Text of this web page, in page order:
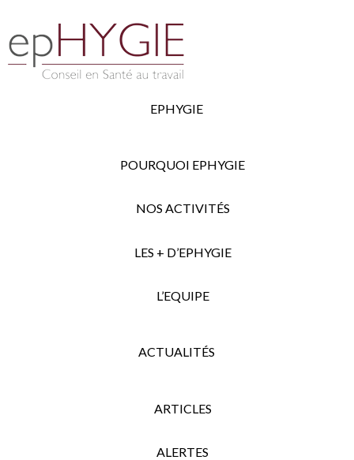
EPHYGIE
POURQUOI EPHYGIE
NOS ACTIVITÉS
LES + D’EPHYGIE
L’EQUIPE
ACTUALITÉS
ARTICLES
ALERTES